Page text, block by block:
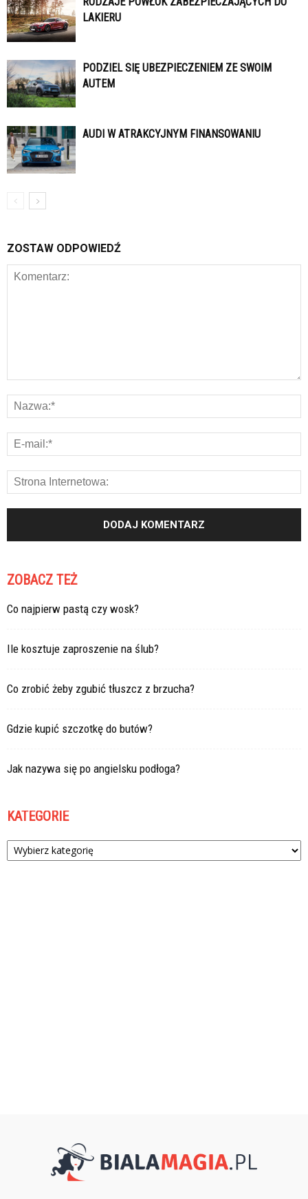
LAKIERU
PODZIEL SIĘ UBEZPIECZENIEM ZE SWOIM
AUTEM
AUDI W ATRAKCYJNYM FINANSOWANIU
ZOSTAW ODPOWIEDŹ
ZOBACZ TEŻ
Co najpierw pastą czy wosk?
Ile kosztuje zaproszenie na ślub?
Co zrobić żeby zgubić tłuszcz z brzucha?
Gdzie kupić szczotkę do butów?
Jak nazywa się po angielsku podłoga?
KATEGORIE
Kategorie